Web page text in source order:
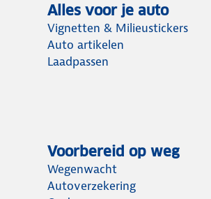
Alles voor je auto
Vignetten & Milieustickers
Auto artikelen
Laadpassen
Voorbereid op weg
Wegenwacht
Autoverzekering